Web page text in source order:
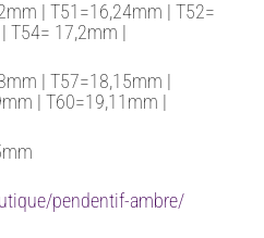
| T51=16,24mm | T52=
17,2mm |
| T57=18,15mm |
| T60=19,11mm |
pendentif-ambre/